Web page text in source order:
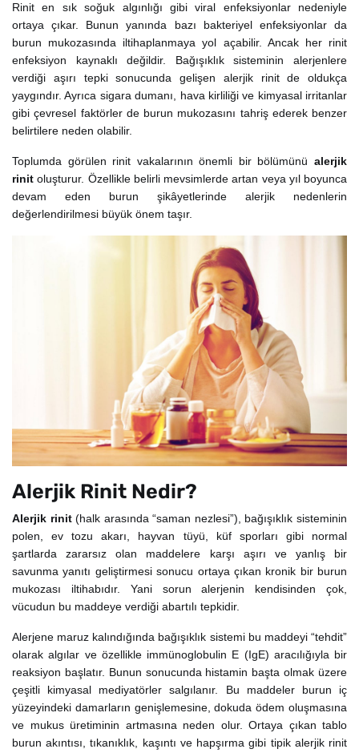
Rinit en sık soğuk algınlığı gibi viral enfeksiyonlar nedeniyle
ortaya çıkar. Bunun yanında bazı bakteriyel enfeksiyonlar da
burun mukozasında iltihaplanmaya yol açabilir. Ancak her rinit
enfeksiyon kaynaklı değildir. Bağışıklık sisteminin alerjenlere
verdiği aşırı tepki sonucunda gelişen alerjik rinit de oldukça
yaygındır. Ayrıca sigara dumanı, hava kirliliği ve kimyasal irritanlar
gibi çevresel faktörler de burun mukozasını tahriş ederek benzer
belirtilere neden olabilir.
Toplumda görülen rinit vakalarının önemli bir bölümünü alerjik
rinit oluşturur. Özellikle belirli mevsimlerde artan veya yıl boyunca
devam eden burun şikâyetlerinde alerjik nedenlerin
değerlendirilmesi büyük önem taşır.
Alerjik Rinit Nedir?
Alerjik rinit(halk arasında “saman nezlesi”), bağışıklık sisteminin
polen, ev tozu akarı, hayvan tüyü, küf sporları gibi normal
şartlarda zararsız olan maddelere karşı aşırı ve yanlış bir
savunma yanıtı geliştirmesi sonucu ortaya çıkan kronik bir burun
mukozası iltihabıdır. Yani sorun alerjenin kendisinden çok,
vücudun bu maddeye verdiği abartılı tepkidir.
Alerjene maruz kalındığında bağışıklık sistemi bu maddeyi “tehdit”
olarak algılar ve özellikle immünoglobulin E (IgE) aracılığıyla bir
reaksiyon başlatır. Bunun sonucunda histamin başta olmak üzere
çeşitli kimyasal mediyatörler salgılanır. Bu maddeler burun iç
yüzeyindeki damarların genişlemesine, dokuda ödem oluşmasına
ve mukus üretiminin artmasına neden olur. Ortaya çıkan tablo
burun akıntısı, tıkanıklık, kaşıntı ve hapşırma gibi tipik alerjik rinit